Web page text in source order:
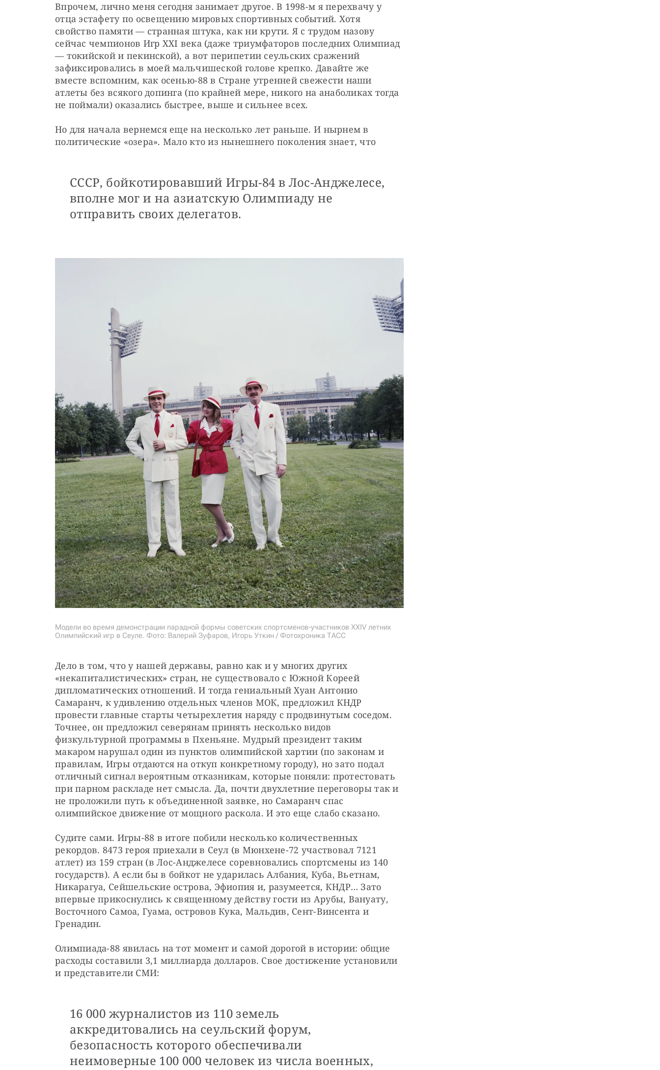
Впрочем, лично меня сегодня занимает другое. В 1998-м я перехвачу у
отца эстафету по освещению мировых спортивных событий. Хотя
свойство памяти — странная штука, как ни крути. Я с трудом назову
сейчас чемпионов Игр XXI века (даже триумфаторов последних Олимпиад
— токийской и пекинской), а вот перипетии сеульских сражений
зафиксировались в моей мальчишеской голове крепко. Давайте же
вместе вспомним, как осенью-88 в Стране утренней свежести наши
атлеты без всякого допинга (по крайней мере, никого на анаболиках тогда
не поймали) оказались быстрее, выше и сильнее всех.
Но для начала вернемся еще на несколько лет раньше. И нырнем в
политические «озера». Мало кто из нынешнего поколения знает, что
СССР, бойкотировавший Игры-84 в Лос-Анджелесе,
вполне мог и на азиатскую Олимпиаду не
отправить своих делегатов.
Модели во время демонстрации парадной формы советских спортсменов-участников XXIV летних
Олимпийский игр в Сеуле. Фото: Валерий Зуфаров, Игорь Уткин / Фотохроника ТАСС
Дело в том, что у нашей державы, равно как и у многих других
«некапиталистических» стран, не существовало с Южной Кореей
дипломатических отношений. И тогда гениальный Хуан Антонио
Самаранч, к удивлению отдельных членов МОК, предложил КНДР
провести главные старты четырехлетия наряду с продвинутым соседом.
Точнее, он предложил северянам принять несколько видов
физкультурной программы в Пхеньяне. Мудрый президент таким
макаром нарушал один из пунктов олимпийской хартии (по законам и
правилам, Игры отдаются на откуп конкретному городу), но зато подал
отличный сигнал вероятным отказникам, которые поняли: протестовать
при парном раскладе нет смысла. Да, почти двухлетние переговоры так и
не проложили путь к объединенной заявке, но Самаранч спас
олимпийское движение от мощного раскола. И это еще слабо сказано.
Судите сами. Игры-88 в итоге побили несколько количественных
рекордов. 8473 героя приехали в Сеул (в Мюнхене-72 участвовал 7121
атлет) из 159 стран (в Лос-Анджелесе соревновались спортсмены из 140
государств). А если бы в бойкот не ударилась Албания, Куба, Вьетнам,
Никарагуа, Сейшельские острова, Эфиопия и, разумеется, КНДР… Зато
впервые прикоснулись к священному действу гости из Арубы, Вануату,
Восточного Самоа, Гуама, островов Кука, Мальдив, Сент-Винсента и
Гренадин.
Олимпиада-88 явилась на тот момент и самой дорогой в истории: общие
расходы составили 3,1 миллиарда долларов. Свое достижение установили
и представители СМИ:
16 000 журналистов из 110 земель
аккредитовались на сеульский форум,
безопасность которого обеспечивали
неимоверные 100 000 человек из числа военных,